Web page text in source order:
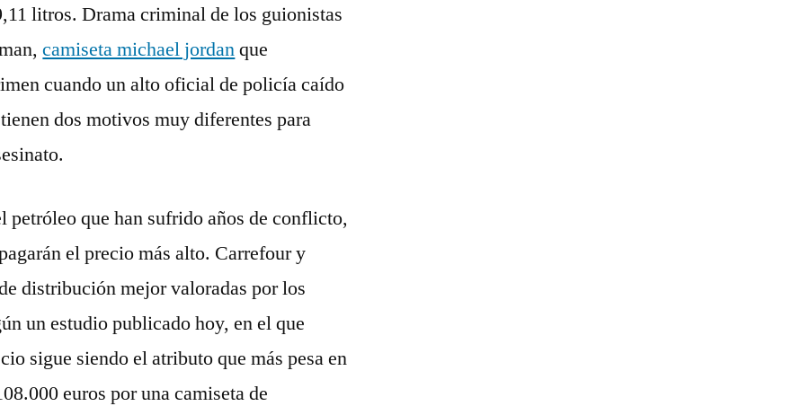
litros. Drama criminal de los guionistas
camiseta michael jordanque
cuando un alto oficial de policía caído
dos motivos muy diferentes para
petróleo que han sufrido años de conflicto,
el precio más alto. Carrefour y
distribución mejor valoradas por los
un estudio publicado hoy, en el que
sigue siendo el atributo que más pesa en
euros por una camiseta de